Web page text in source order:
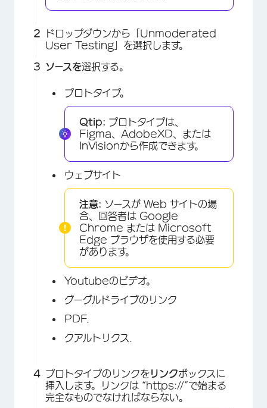
ドロップダウンから「Unmoderated
User Testing」を選択します。
ソースを選択する。
プロトタイプ。
Qtip: プロトタイプは、
Figma、AdobeXD、または
InVisionから作成できます。
ウェブサイト
注意: ソースが Web サイトの場
合、回答者は Google
Chrome または Microsoft
Edge ブラウザを使用する必要
があります。
Youtubeのビデオ。
グーグルドライブのリンク
PDF.
クアルトリクス.
プロトタイプのリンクをリンクボックスに
挿入します。リンクは “https://”で始まる
完全なものでなければならない。